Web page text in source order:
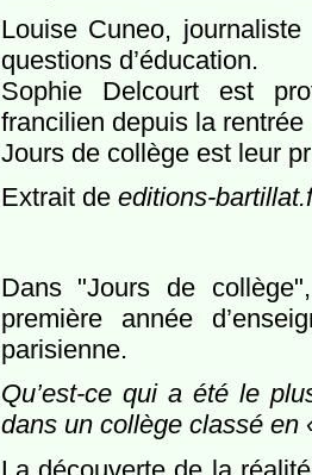
Louise Cuneo,
questions d’éducation.
Sophie Delcourt est
francilien depuis la rentrée
Jours de collège est leur
Extrait de editions-
Dans "Jours de
première année
parisienne.
Qu’est-ce qui a été le
dans un collège classé en